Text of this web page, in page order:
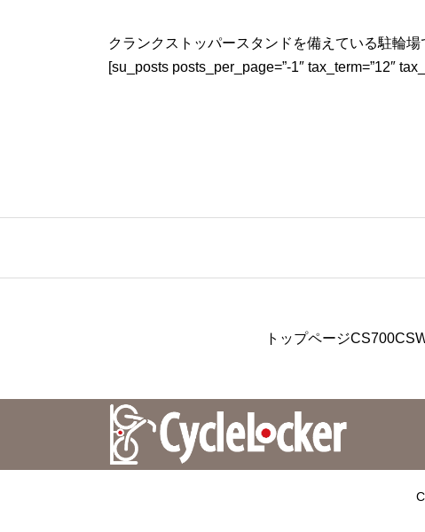
クランクストッパースタンドを備えている駐輪
[su_posts posts_per_page=”-1″ tax_term=”12″
トップページCS700